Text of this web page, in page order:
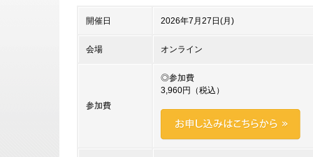
開催日 2026年7月27日(月)
会場 オンライン
参加費
◎参加費
3,960円（税込）